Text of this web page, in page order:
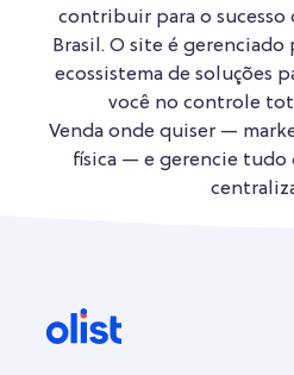
contribuir para o
Brasil. O site é gerenciado
ecossistema de soluções
você no controle
Venda onde quiser —
física — e gerencie tudo